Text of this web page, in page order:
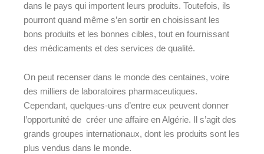
dans le pays qui importent leurs produits. Toutefois, ils
pourront quand même s’en sortir en choisissant les
bons produits et les bonnes cibles, tout en fournissant
des médicaments et des services de qualité.
On peut recenser dans le monde des centaines, voire
des milliers de laboratoires pharmaceutiques.
Cependant, quelques-uns d’entre eux peuvent donner
l’opportunité de créer une affaire en Algérie. Il s’agit des
grands groupes internationaux, dont les produits sont les
plus vendus dans le monde.